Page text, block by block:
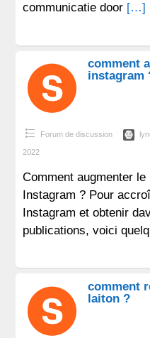
communicatie door […]
comment
instagram
Forum de discussion
2022
Comment augmenter
Instagram ? Pour
Instagram et obtenir
publications, voici
comment
laiton ?